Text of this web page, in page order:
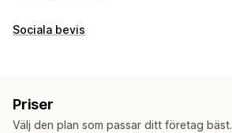
Visningsalternativ
Formulär
Syndikering av recensioner
Sociala bevis
Priser
Välj den plan som passar ditt företag bäst.